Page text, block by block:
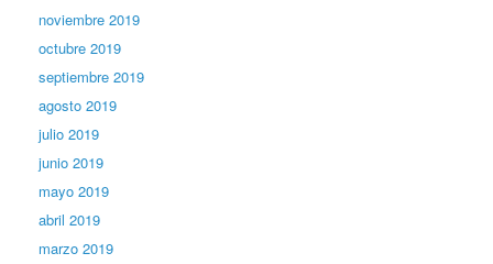
noviembre 2019
octubre 2019
septiembre 2019
agosto 2019
julio 2019
junio 2019
mayo 2019
abril 2019
marzo 2019